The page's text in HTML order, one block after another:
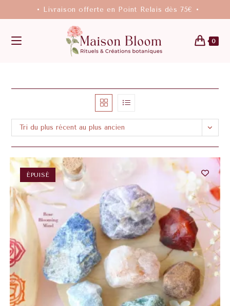
• Livraison offerte en Point Relais dès 75€ •
0
Tri du plus récent au plus ancien
ÉPUISÉ